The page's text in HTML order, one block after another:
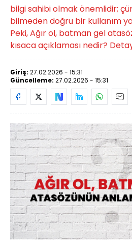
bilgi sahibi olmak önemlidir;
bilmeden doğru bir kullanım
Peki, Ağır ol, batman gel
kısaca açıklaması nedir?
Giriş: 27.02.2026 - 15:31
Güncelleme: 27.02.2026 - 15:31